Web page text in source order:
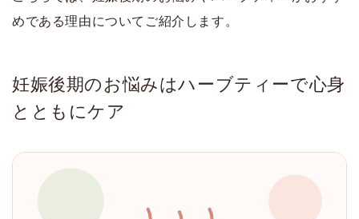
めである理由についてご紹介します。
妊娠後期のお悩みはハーブティーで心身
とともにケア